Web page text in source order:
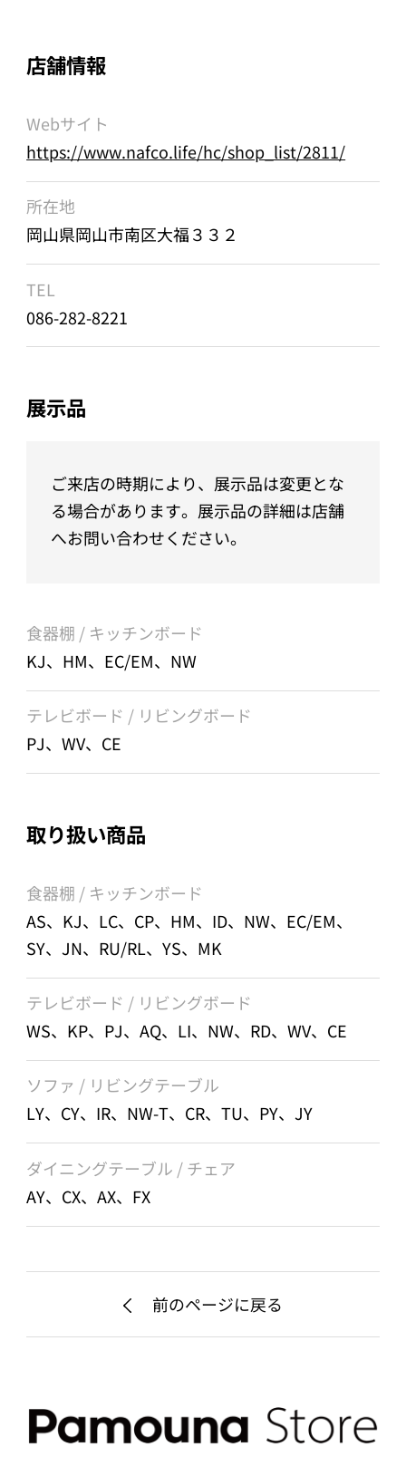
店舗情報
Webサイト
https://www.nafco.life/hc/shop_list/2811/
所在地
岡山県岡山市南区大福３３２
TEL
086-282-8221
展示品
ご来店の時期により、展示品は変更とな
る場合があります。展示品の詳細は店舗
へお問い合わせください。
食器棚 / キッチンボード
KJ、HM、EC/EM、NW
テレビボード / リビングボード
PJ、WV、CE
取り扱い商品
食器棚 / キッチンボード
AS、KJ、LC、CP、HM、ID、NW、EC/EM、
SY、JN、RU/RL、YS、MK
テレビボード / リビングボード
WS、KP、PJ、AQ、LI、NW、RD、WV、CE
ソファ / リビングテーブル
LY、CY、IR、NW-T、CR、TU、PY、JY
ダイニングテーブル / チェア
AY、CX、AX、FX
前のページに戻る